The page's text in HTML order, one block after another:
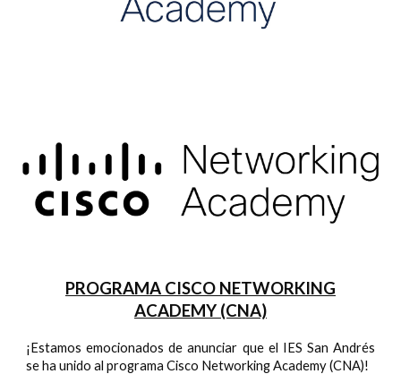
PROGRAMA CISCO NETWORKING
ACADEMY (CNA)
¡Estamos emocionados de anunciar que el IES San Andrés
se ha unido al programa Cisco Networking Academy (CNA)!